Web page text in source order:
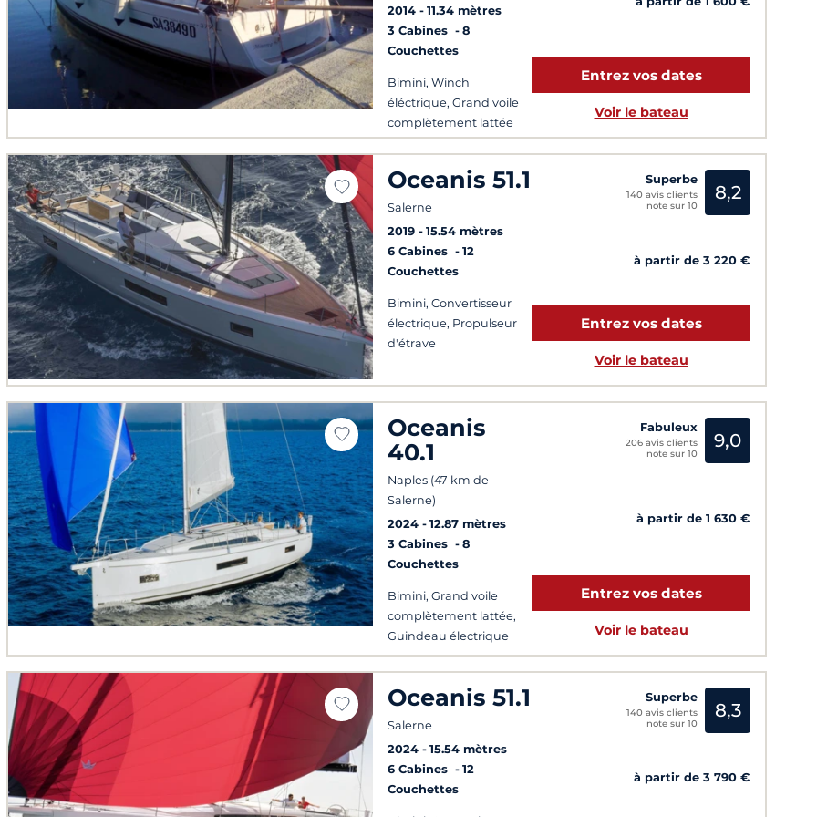
2014
11.34 mètres
3 Cabines
8
Couchettes
Bimini, Winch
éléctrique, Grand voile
complètement lattée
Entrez vos dates
Voir le bateau
Oceanis 51.1
Salerne
2019
15.54 mètres
6 Cabines
12
Couchettes
Bimini, Convertisseur
électrique, Propulseur
d'étrave
Superbe
140 avis clients
note sur 10
8,2
à partir de 3 220 €
Entrez vos dates
Voir le bateau
Oceanis
40.1
Naples (47 km de
Salerne)
2024
12.87 mètres
3 Cabines
8
Couchettes
Bimini, Grand voile
complètement lattée,
Guindeau électrique
Fabuleux
206 avis clients
note sur 10
9,0
à partir de 1 630 €
Entrez vos dates
Voir le bateau
Oceanis 51.1
Salerne
2024
15.54 mètres
6 Cabines
12
Couchettes
Superbe
140 avis clients
note sur 10
8,3
à partir de 3 790 €